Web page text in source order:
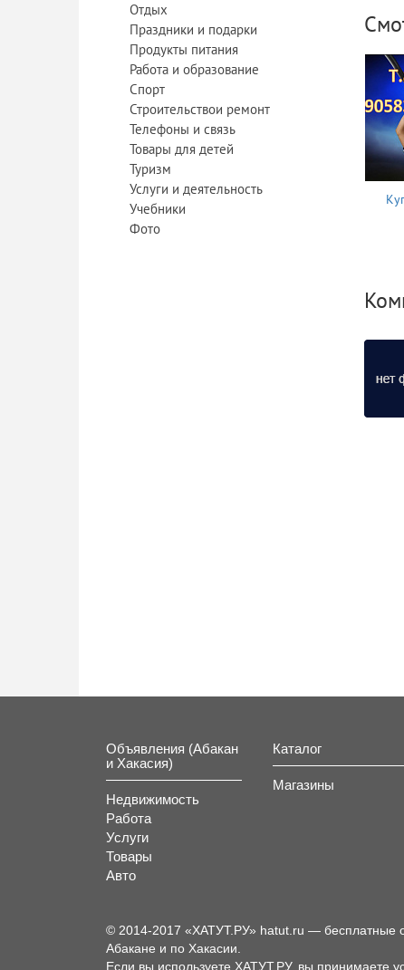
Отдых
Праздники и подарки
Продукты питания
Работа и образование
Спорт
Строительствои ремонт
Телефоны и связь
Товары для детей
Туризм
Услуги и деятельность
Учебники
Фото
Объявления (Абакан
и Хакасия)
Недвижимость
Работа
Услуги
Товары
Авто
Каталог
Магазины
© 2014-2017 «ХАТУТ.РУ» hatut.ru — бесплатные
Абакане и по Хакасии.
Если вы используете ХАТУТ.РУ, вы принимаете